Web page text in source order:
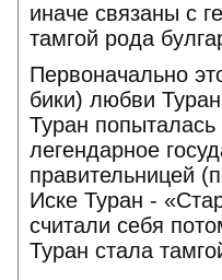
иначе связаны с
тамгой рода
Первоначально
бики) любви
Туран
легендарное
правительницей
Иске Туран -
считали себя
Туран стала